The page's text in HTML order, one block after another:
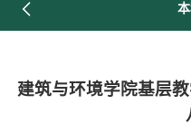
建筑与环境学院基层